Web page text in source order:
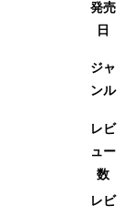
発売
日
ジャ
ンル
レビ
ュー
数
レビ